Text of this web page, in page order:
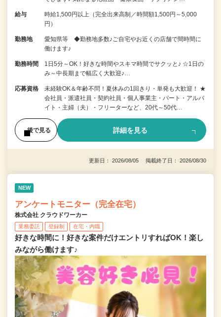
給与
時給1,500円以上（完全出来高制／時間額1,500円～5,000
円）
勤務地
愛知県等 ◆勤務地多数♪ご自宅やお近くの店舗で間時間に
働けます♪
勤務時間
1日5分～OK！好きな時間やスキマ時間でサクッと♪ ☆1日の
み～中長期まで幅広く大歓迎♪…
応募資格
未経験OK＆年齢不問！夏休みの1回きり・単発も大歓迎！ ★
会社員・派遣社員・契約社員・個人事業主・パート・アルバ
イト・主婦（夫）・フリーターなど、20代～50代…
後で見る 詳細を見る
更新日： 2026/08/05 掲載終了日： 2026/08/30
NEW
アンケートモニター（完全在宅）
株式会社 クラウドワーカー
業務委託 登録制 在宅・内職
好きな時間に！好きな案件だけエントリすればOK！楽し
みながら働けます♪